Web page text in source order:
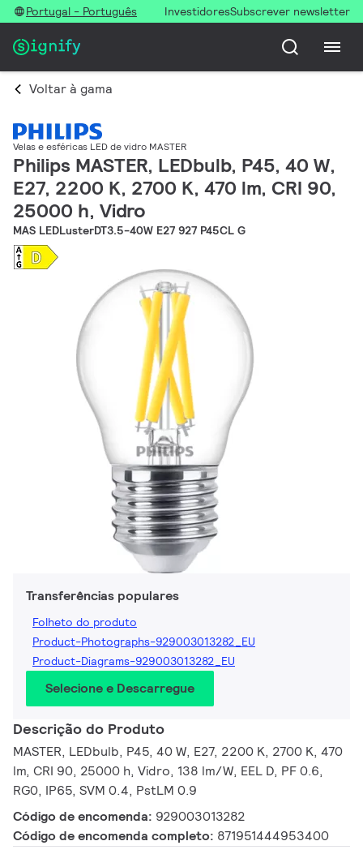
Portugal - Português InvestidoresSubscrever newsletter
Voltar à gama
Velas e esféricas LED de vidro MASTER
Philips MASTER, LEDbulb, P45, 40 W,
E27, 2200 K, 2700 K, 470 lm, CRI 90,
25000 h, Vidro
MAS LEDLusterDT3.5-40W E27 927 P45CL G
Transferências populares
Folheto do produto
Product-Photographs-929003013282_EU
Product-Diagrams-929003013282_EU
Selecione e Descarregue
Descrição do Produto
MASTER, LEDbulb, P45, 40 W, E27, 2200 K, 2700 K, 470
lm, CRI 90, 25000 h, Vidro, 138 lm/W, EEL D, PF 0.6,
RG0, IP65, SVM 0.4, PstLM 0.9
Código de encomenda: 929003013282
Código de encomenda completo: 871951444953400